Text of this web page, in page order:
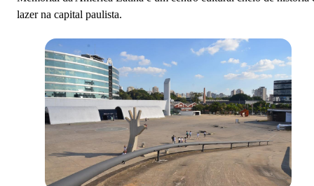
Memorial do Rio Tietê
Memorial Origens de Guararema
Memorial Sakai do Embu
Mausoléu da Menina Izildinha
Mais memoriais em São Paulo
lazer na capital paulista.